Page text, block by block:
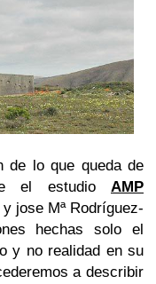
de lo que queda de
el estudio AMP
jose Mª Rodríguez-
hechas solo el
y no realidad en su
a describir